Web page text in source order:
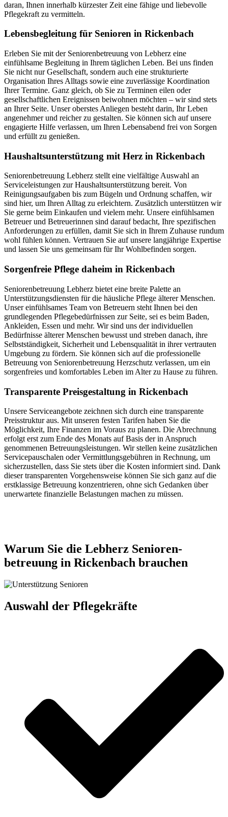
daran, Ihnen innerhalb kürzester Zeit eine fähige und liebevolle
Pflegekraft zu vermitteln.
Lebensbegleitung für Senioren in Rickenbach
Erleben Sie mit der Seniorenbetreuung von Lebherz eine
einfühlsame Begleitung in Ihrem täglichen Leben. Bei uns finden
Sie nicht nur Gesellschaft, sondern auch eine strukturierte
Organisation Ihres Alltags sowie eine zuverlässige Koordination
Ihrer Termine. Ganz gleich, ob Sie zu Terminen eilen oder
gesellschaftlichen Ereignissen beiwohnen möchten – wir sind stets
an Ihrer Seite. Unser oberstes Anliegen besteht darin, Ihr Leben
angenehmer und reicher zu gestalten. Sie können sich auf unsere
engagierte Hilfe verlassen, um Ihren Lebensabend frei von Sorgen
und erfüllt zu genießen.
Haushalts­unterstützung mit Herz in Rickenbach
Seniorenbetreuung Lebherz stellt eine vielfältige Auswahl an
Serviceleistungen zur Haushaltsunterstützung bereit. Von
Reinigungsaufgaben bis zum Bügeln und Ordnung schaffen, wir
sind hier, um Ihren Alltag zu erleichtern. Zusätzlich unterstützen wir
Sie gerne beim Einkaufen und vielem mehr. Unsere einfühlsamen
Betreuer und Betreuerinnen sind darauf bedacht, Ihre spezifischen
Anforderungen zu erfüllen, damit Sie sich in Ihrem Zuhause rundum
wohl fühlen können. Vertrauen Sie auf unsere langjährige Expertise
und lassen Sie uns gemeinsam für Ihr Wohlbefinden sorgen.
Sorgenfreie Pflege daheim in Rickenbach
Seniorenbetreuung Lebherz bietet eine breite Palette an
Unterstützungsdiensten für die häusliche Pflege älterer Menschen.
Unser einfühlsames Team von Betreuern steht Ihnen bei den
grundlegenden Pflegebedürfnissen zur Seite, sei es beim Baden,
Ankleiden, Essen und mehr. Wir sind uns der individuellen
Bedürfnisse älterer Menschen bewusst und streben danach, ihre
Selbstständigkeit, Sicherheit und Lebensqualität in ihrer vertrauten
Umgebung zu fördern. Sie können sich auf die professionelle
Betreuung von Seniorenbetreuung Herzschutz verlassen, um ein
sorgenfreies und komfortables Leben im Alter zu Hause zu führen.
Transparente Preisgestaltung in Rickenbach
Unsere Serviceangebote zeichnen sich durch eine transparente
Preisstruktur aus. Mit unseren festen Tarifen haben Sie die
Möglichkeit, Ihre Finanzen im Voraus zu planen. Die Abrechnung
erfolgt erst zum Ende des Monats auf Basis der in Anspruch
genommenen Betreuungsleistungen. Wir stellen keine zusätzlichen
Servicepauschalen oder Vermittlungsgebühren in Rechnung, um
sicherzustellen, dass Sie stets über die Kosten informiert sind. Dank
dieser transparenten Vorgehensweise können Sie sich ganz auf die
erstklassige Betreuung konzentrieren, ohne sich Gedanken über
unerwartete finanzielle Belastungen machen zu müssen.
Warum Sie die Lebherz Senioren­
betreuung in Rickenbach brauchen
Auswahl der Pflegekräfte